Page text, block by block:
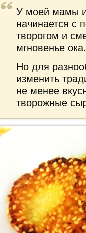
У моей мамы и
начинается с
творогом и
мгновенье ока.
Но для
изменить
не менее
творожные